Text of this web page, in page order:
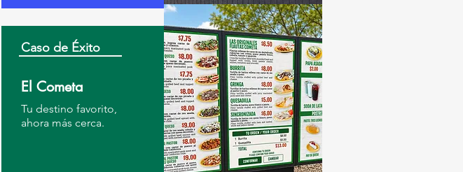
Caso de Éxito
El Cometa
Tu destino favorito,
ahora más cerca.